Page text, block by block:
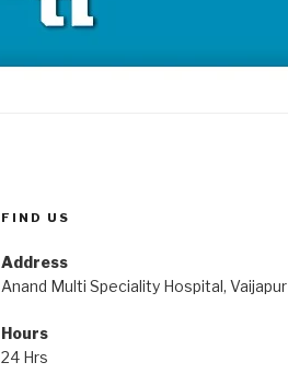
FIND US
Address
Anand Multi Speciality Hospital, Vaijapur
Hours
24 Hrs